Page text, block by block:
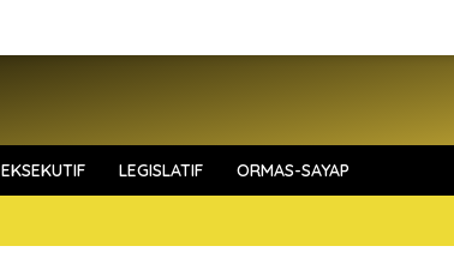
EKSEKUTIF LEGISLATIF ORMAS-SAYAP